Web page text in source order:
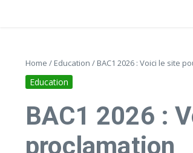
Home / Education / BAC1 2026 : Voici le site
Education
BAC1 2026 :
proclamation